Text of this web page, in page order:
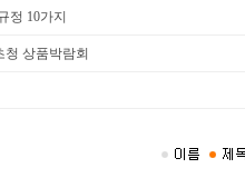
정 10가지
청 상품박람회